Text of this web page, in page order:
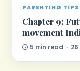
PARENTING TIPS
Chapter 9:
movement
5 min read · 26